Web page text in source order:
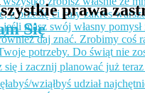
prawa
Się